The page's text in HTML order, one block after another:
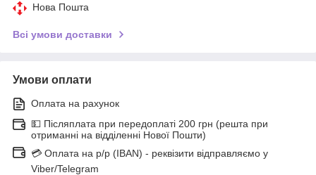
Нова Пошта
Всі умови доставки
Умови оплати
Оплата на рахунок
💵 Післяплата при передоплаті 200 грн (решта при
отриманні на відділенні Нової Пошти)
💳 Оплата на р/р (IBAN) - реквізити відправляємо у
Viber/Telegram